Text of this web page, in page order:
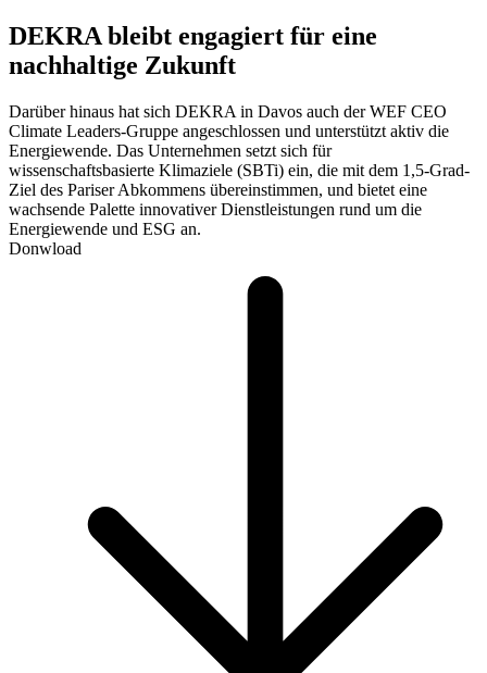
DEKRA bleibt engagiert für eine
nachhaltige Zukunft
Darüber hinaus hat sich DEKRA in Davos auch der WEF CEO
Climate Leaders-Gruppe angeschlossen und unterstützt aktiv die
Energiewende. Das Unternehmen setzt sich für
wissenschaftsbasierte Klimaziele (SBTi) ein, die mit dem 1,5-Grad-
Ziel des Pariser Abkommens übereinstimmen, und bietet eine
wachsende Palette innovativer Dienstleistungen rund um die
Energiewende und ESG an.
Donwload